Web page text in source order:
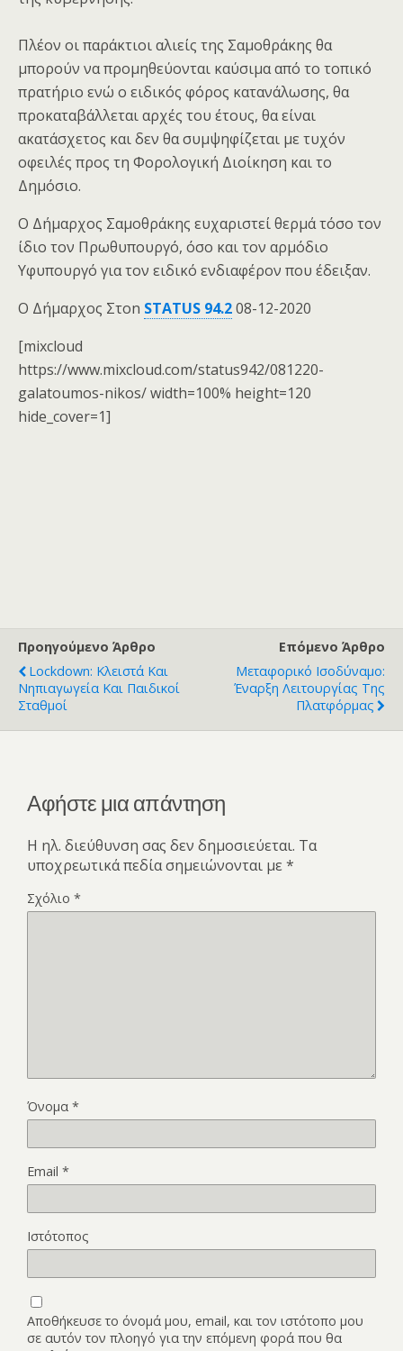
Πλέον οι παράκτιοι αλιείς της Σαμοθράκης θα
μπορούν να προμηθεύονται καύσιμα από το τοπικό
πρατήριο ενώ ο ειδικός φόρος κατανάλωσης, θα
προκαταβάλλεται αρχές του έτους, θα είναι
ακατάσχετος και δεν θα συμψηφίζεται με τυχόν
οφειλές προς τη Φορολογική Διοίκηση και το
Δημόσιο.
Ο Δήμαρχος Σαμοθράκης ευχαριστεί θερμά τόσο τον
ίδιο τον Πρωθυπουργό, όσο και τον αρμόδιο
Υφυπουργό για τον ειδικό ενδιαφέρον που έδειξαν.
Ο Δήμαρχος Στοn STATUS 94.208-12-2020
[mixcloud
https://www.mixcloud.com/status942/081220-
galatoumos-nikos/ width=100% height=120
hide_cover=1]
Προηγούμενο Άρθρο
Lockdown: Κλειστά Και
Νηπιαγωγεία Και Παιδικοί
Σταθμοί
Επόμενο Άρθρο
Μεταφορικό Ισοδύναμο:
Έναρξη Λειτουργίας Της
Πλατφόρμας
Αφήστε μια απάντηση
Η ηλ. διεύθυνση σας δεν δημοσιεύεται. Τα
υποχρεωτικά πεδία σημειώνονται με *
Σχόλιο *
Όνομα *
Email *
Ιστότοπος
Αποθήκευσε το όνομά μου, email, και τον ιστότοπο μου
σε αυτόν τον πλοηγό για την επόμενη φορά που θα